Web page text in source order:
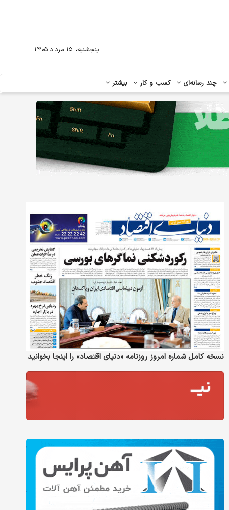
چند رسانه‌ای کسب و کار بیشتر
پنجشنبه، ۱۵ مرداد ۱۴۰۵
نسخه کامل شماره امروز روزنامه «دنیای‌ اقتصاد» را اینجا بخوانید